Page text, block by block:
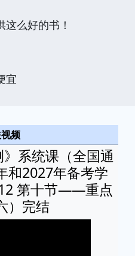
么好的书！
宜
频
系统课（全国通
和2027年备考学
第十节——重点
）完结